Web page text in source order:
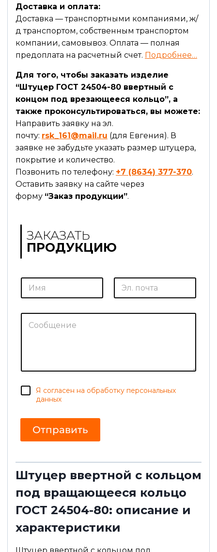
Доставка и оплата:
Доставка — транспортными компаниями, ж/
д транспортом, собственным транспортом
компании, самовывоз. Оплата — полная
предоплата на расчетный счет. Подробнее…
Для того, чтобы заказать изделие
“Штуцер ГОСТ 24504-80 ввертный с
концом под врезающееся кольцо”, а
также проконсультироваться, вы можете:
Направить заявку на эл.
почту: rsk_161@mail.ru (для Евгения). В
заявке не забудьте указать размер штуцера,
покрытие и количество.
Позвонить по телефону: +7 (8634) 377-370.
Оставить заявку на сайте через
форму “Заказ продукции”.
ЗАКАЗАТЬ
ПРОДУКЦИЮ
И
я
Э
.
о
С
и
.
ч
т
а
С
о
и
Я согласен на обработку персональных
данных
Отправить
Штуцер ввертной с кольцом
под вращающееся кольцо
ГОСТ 24504-80: описание и
характеристики
Штуцер ввертной с кольцом под